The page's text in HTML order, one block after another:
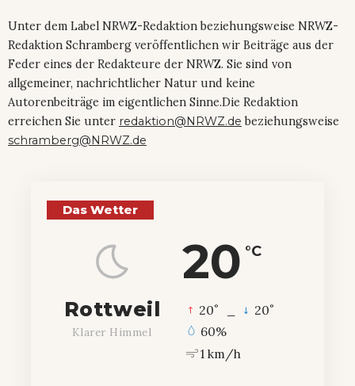
Unter dem Label NRWZ-Redaktion beziehungsweise NRWZ-
Redaktion Schramberg veröffentlichen wir Beiträge aus der
Feder eines der Redakteure der NRWZ. Sie sind von
allgemeiner, nachrichtlicher Natur und keine
Autorenbeiträge im eigentlichen Sinne.Die Redaktion
erreichen Sie unter redaktion@NRWZ.de beziehungsweise
schramberg@NRWZ.de
Das Wetter
20 °C
Rottweil
Klarer Himmel
20° 20°
60%
1 km/h